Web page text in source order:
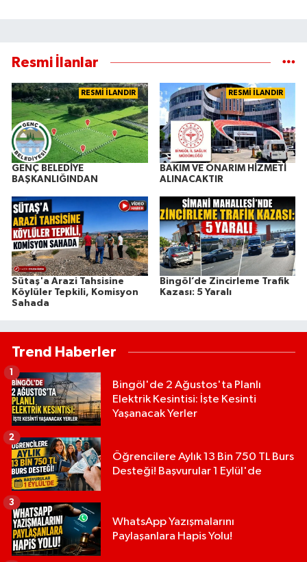
Resmi İlanlar
RESMİ İLANDIR
GENÇ BELEDİYE
BAŞKANLIĞINDAN
RESMİ İLANDIR
BAKIM VE ONARIM HİZMETİ
ALINACAKTIR
Sütaş'a Arazi Tahsisine
Köylüler Tepkili, Komisyon
Sahada
Bingöl’de Zincirleme Trafik
Kazası: 5 Yaralı
Trend Haberler
Bingöl'de 2 Ağustos'ta Planlı
Elektrik Kesintisi: İşte Kesinti
Yaşanacak Yerler
1
Öğrencilere Aylık 13 Bin 750 TL Burs
Desteği! Başvurular 1 Eylül'de
2
WhatsApp Yazışmalarını
Paylaşanlara Hapis Yolu!
3